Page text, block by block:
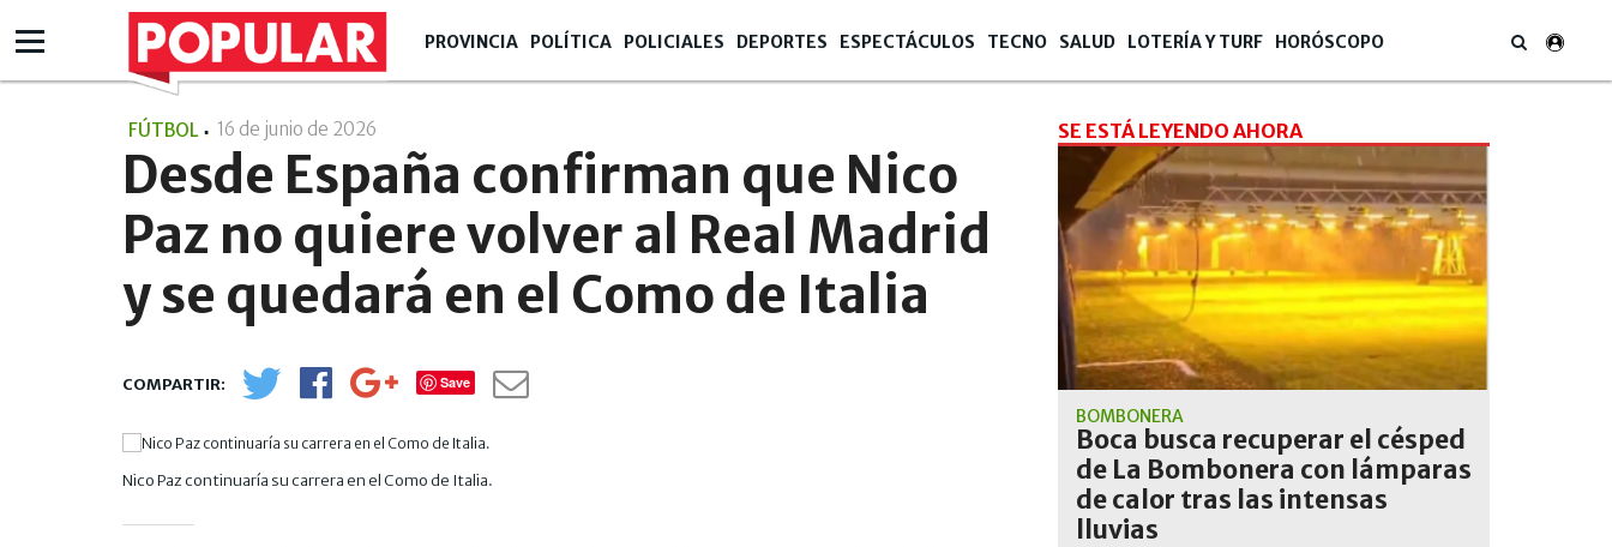
PROVINCIA POLÍTICA POLICIALES DEPORTES ESPECTÁCULOS TECNO SALUD LOTERÍA Y TURF HORÓSCOPO
FÚTBOL 16 de junio de 2026
Desde España confirman que Nico
Paz no quiere volver al Real Madrid
y se quedará en el Como de Italia
Save
Nico Paz continuaría su carrera en el Como de Italia.
SE ESTÁ LEYENDO AHORA
BOMBONERA
Boca busca recuperar el césped
de La Bombonera con lámparas
de calor tras las intensas
lluvias